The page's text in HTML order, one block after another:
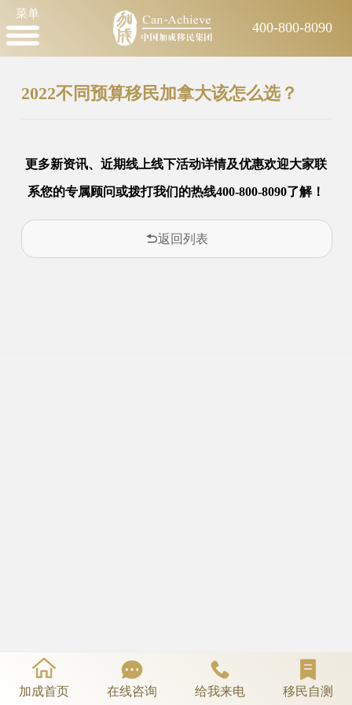
菜单
400-800-8090
2022不同预算移民加拿大该怎么选？
更多新资讯、近期线上线下活动详情及优惠欢迎大家联
系您的专属顾问或拨打我们的热线400-800-8090了解！
返回列表
加成首页 在线咨询 给我来电 移民自测